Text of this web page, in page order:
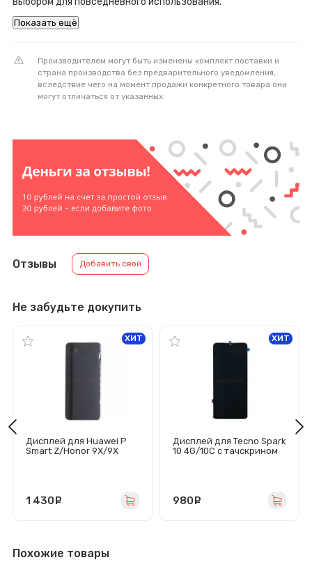
Показать ещё
Производителем могут быть изменены комплект поставки и
страна производства без предварительного уведомления,
вследствие чего на момент продажи конкретного товара они
могут отличаться от указанных.
Отзывы Добавить свой
Не забудьте докупить
Дисплей для Huawei P
Smart Z/Honor 9X/9X
ХИТ
1 430
Дисплей для Tecno Spark
10 4G/10C с тачскрином
ХИТ
980
Похожие товары